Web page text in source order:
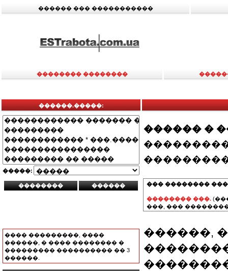
������ ��� �����������
�������� ��������
������.�����:
�����:
���� ���������, ����
������, � ���� �������� �
��������� ���������� �� 3
������.
������ �
��� ��������
�������� ���.
���, ���
������,